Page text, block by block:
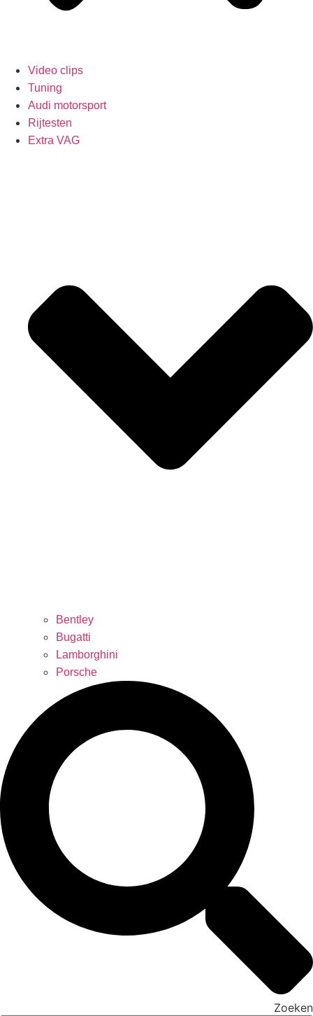
Video clips
Tuning
Audi motorsport
Rijtesten
Extra VAG
Bentley
Bugatti
Lamborghini
Porsche
Zoeken